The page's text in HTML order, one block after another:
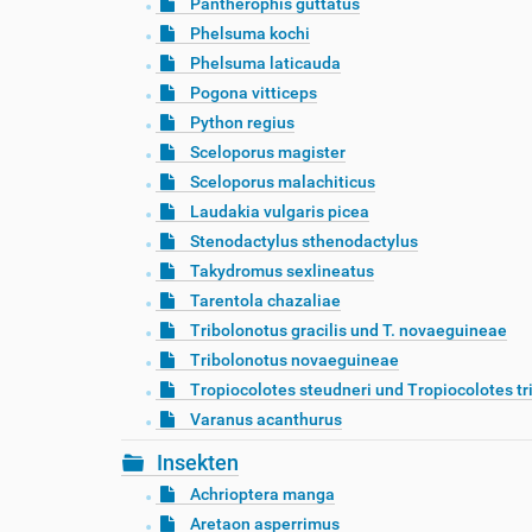
Phelsuma kochi
Phelsuma laticauda
Pogona vitticeps
Python regius
Sceloporus magister
Sceloporus malachiticus
Laudakia vulgaris picea
Stenodactylus sthenodactylus
Takydromus sexlineatus
Tarentola chazaliae
Tribolonotus gracilis und T. novaeguineae
Tribolonotus novaeguineae
Tropiocolotes steudneri und Tropiocolotes
Varanus acanthurus
Insekten
Achrioptera manga
Aretaon asperrimus